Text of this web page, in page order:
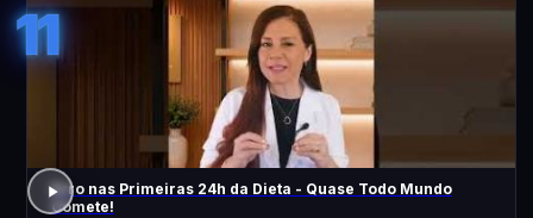
11
Erro nas Primeiras 24h da Dieta - Quase Todo Mundo
Comete!